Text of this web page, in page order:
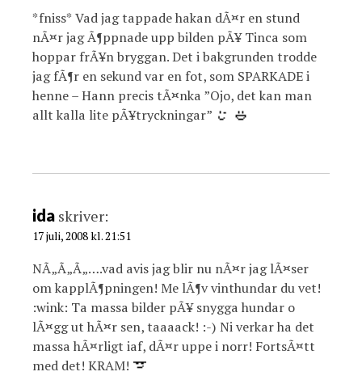
*fniss* Vad jag tappade hakan dÃ¤r en stund
nÃ¤r jag Ã¶ppnade upp bilden pÃ¥ Tinca som
hoppar frÃ¥n bryggan. Det i bakgrunden trodde
jag fÃ¶r en sekund var en fot, som SPARKADE i
henne – Hann precis tÃ¤nka ”Ojo, det kan man
allt kalla lite pÃ¥tryckningar”
ida skriver:
17 juli, 2008 kl. 21:51
NÃ„Ã„Ã„….vad avis jag blir nu nÃ¤r jag lÃ¤ser
om kapplÃ¶pningen! Me lÃ¶v vinthundar du vet!
:wink: Ta massa bilder pÃ¥ snygga hundar o
lÃ¤gg ut hÃ¤r sen, taaaack! :-) Ni verkar ha det
massa hÃ¤rligt iaf, dÃ¤r uppe i norr! FortsÃ¤tt
med det! KRAM!